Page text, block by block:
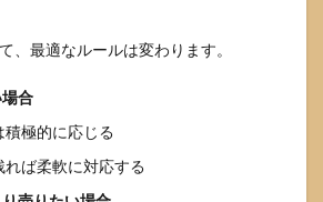
、最適なルールは変わります。
合
極的に応じる
ば柔軟に対応する